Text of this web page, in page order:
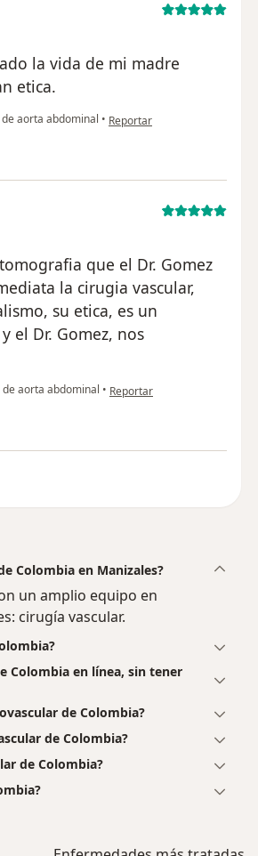
la vida de mi madre
etica.
aorta abdominal • en opinión del usuario anónimo
Reportar
que el Dr. Gomez
la cirugia vascular,
su etica, es un
el Dr. Gomez, nos
aorta abdominal • en opinión del usuario anónimo
Reportar
Colombia en Manizales?
un amplio equipo en
cirugía vascular.
Colombia en línea, sin tener
de Colombia?
de Colombia?
de Colombia?